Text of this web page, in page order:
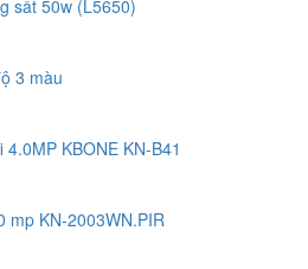
sất 50w (L5650)
3 màu
KBONE KN-B41
mp KN-2003WN.PIR